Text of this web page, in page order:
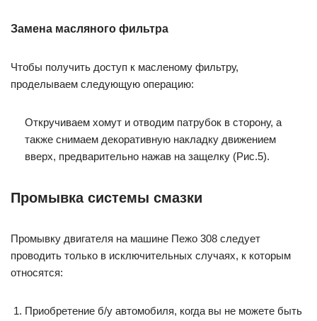
Замена масляного фильтра
Чтобы получить доступ к масленому фильтру,
проделываем следующую операцию:
Откручиваем хомут и отводим патрубок в сторону, а
также снимаем декоративную накладку движением
вверх, предварительно нажав на защелку (Рис.5).
Промывка системы смазки
Промывку двигателя на машине Пежо 308 следует
проводить только в исключительных случаях, к которым
относятся:
Приобретение б/у автомобиля, когда вы не можете быть